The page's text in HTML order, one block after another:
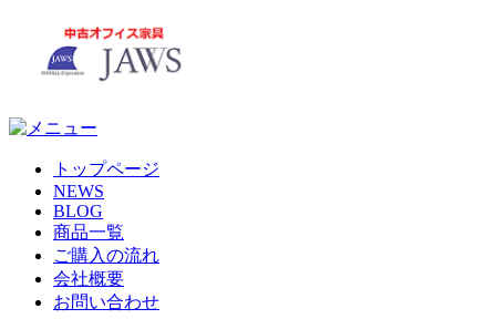
トップページ
NEWS
BLOG
商品一覧
ご購入の流れ
会社概要
お問い合わせ